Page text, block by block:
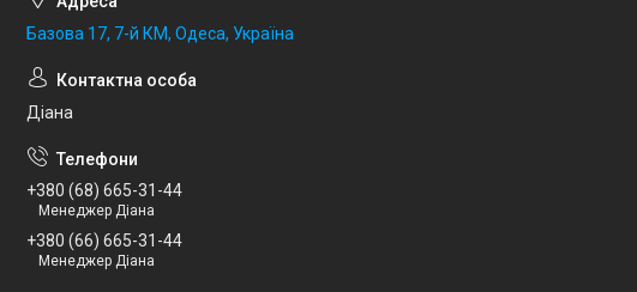
Базова 17, 7-й КМ, Одеса, Україна
Діана
+380 (68) 665-31-44
Менеджер Діана
+380 (66) 665-31-44
Менеджер Діана